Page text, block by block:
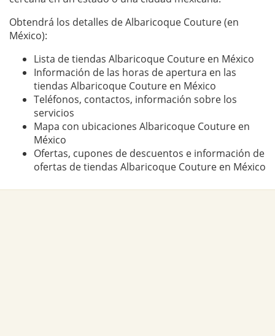
Obtendrá los detalles de Albaricoque Couture (en
México):
Lista de tiendas Albaricoque Couture en México
Información de las horas de apertura en las
tiendas Albaricoque Couture en México
Teléfonos, contactos, información sobre los
servicios
Mapa con ubicaciones Albaricoque Couture en
México
Ofertas, cupones de descuentos e información de
ofertas de tiendas Albaricoque Couture en México